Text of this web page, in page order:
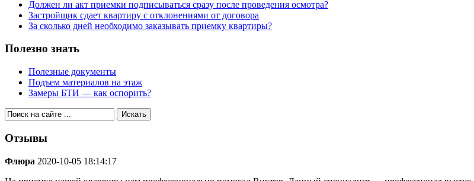
Должен ли акт приемки подписываться сразу после проведения осмотра?
Застройщик сдает квартиру с отклонениями от договора
За сколько дней необходимо заказывать приемку квартиры?
Полезно знать
Полезные документы
Подъем материалов на этаж
Замеры БТИ — как оспорить?
Отзывы
Флюра 2020-10-05 18:14:17